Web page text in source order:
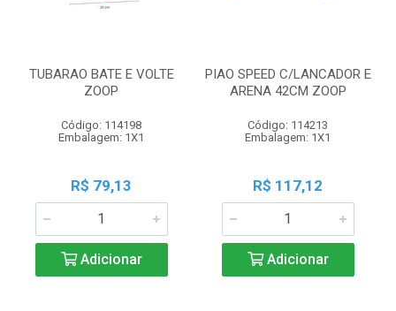
TUBARAO BATE E VOLTE
ZOOP
Código: 114198
Embalagem: 1X1
R$ 79,13
Adicionar
PIAO SPEED C/LANCADOR E
ARENA 42CM ZOOP
Código: 114213
Embalagem: 1X1
R$ 117,12
Adicionar